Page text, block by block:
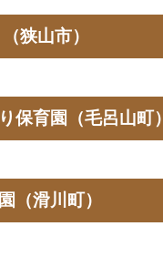
狭山市）
保育園（毛呂山町）
（滑川町）